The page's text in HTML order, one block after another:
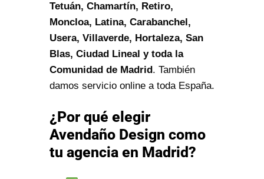
Tetuán, Chamartín, Retiro,
Moncloa, Latina, Carabanchel,
Usera, Villaverde, Hortaleza, San
Blas, Ciudad Lineal y toda la
Comunidad de Madrid. También
damos servicio online a toda España.
¿Por qué elegir
Avendaño Design como
tu agencia en Madrid?